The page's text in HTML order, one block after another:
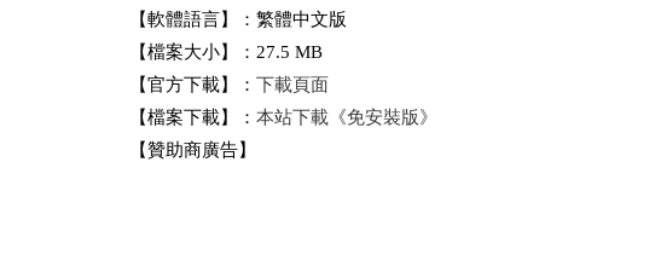
【軟體語言】：繁體中文版
【檔案大小】：27.5 MB
【官方下載】： 下載頁面
【檔案下載】： 本站下載《免安裝版》
【贊助商廣告】